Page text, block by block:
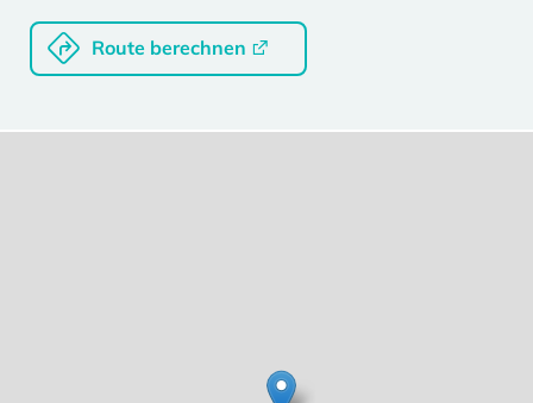
Route berechnen